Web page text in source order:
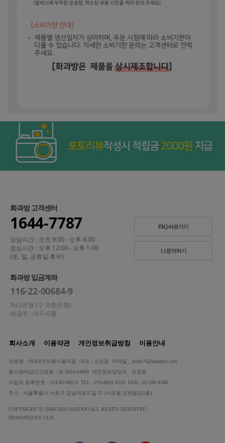
화과방 고객센터
1644-7787
상담시간 : 오전 9:00 - 오후 6:00
점심시간 : 오후 12:00 - 오후 1:00
(토, 일, 공휴일 휴무)
FAQ 바로가기
1:1문의하기
화과방 입금계좌
116-22-00684-9
하나은행 (구 외환은행)
예금주 : 대두식품
회사소개 이용약관 개인정보취급방침 이용안내
상호명 : (주)대두식품서울지점 대표 : 조성용 이메일 : jhcho76@idaedoo.com
통신판매업신고번호 : 제 2004-04009 개인정보담당자 : 조정호
사업자 등록번호 : 214-85-06013 TEL : 070-8661-9510 FAX : 02-586-4388
주소 : 서울특별시 서초구 강남대로37길 51 (서초동,요한빌딩2층)
COPYRIGHT ⓒ 2008-2020 DAEDOO ALL RIGHTS RESERVED.
DESIGNED BY CLD.